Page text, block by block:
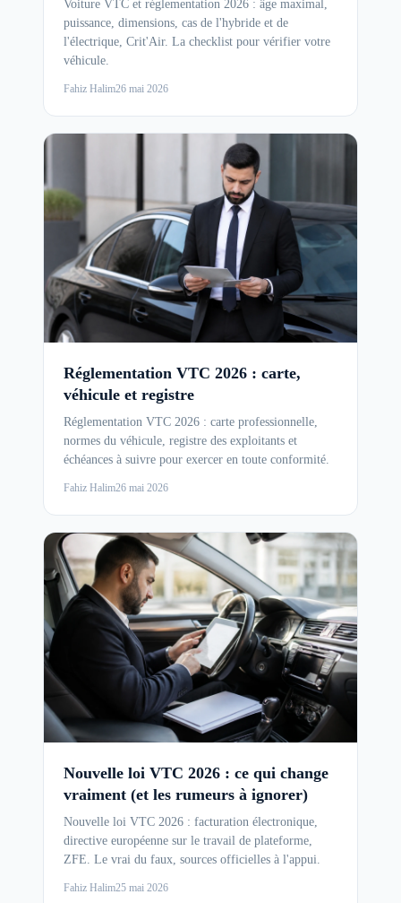
Voiture VTC et réglementation 2026 : âge maximal,
puissance, dimensions, cas de l'hybride et de
l'électrique, Crit'Air. La checklist pour vérifier votre
véhicule.
Fahiz Halim26 mai 2026
Réglementation VTC 2026 : carte,
véhicule et registre
Réglementation VTC 2026 : carte professionnelle,
normes du véhicule, registre des exploitants et
échéances à suivre pour exercer en toute conformité.
Fahiz Halim26 mai 2026
Nouvelle loi VTC 2026 : ce qui change
vraiment (et les rumeurs à ignorer)
Nouvelle loi VTC 2026 : facturation électronique,
directive européenne sur le travail de plateforme,
ZFE. Le vrai du faux, sources officielles à l'appui.
Fahiz Halim25 mai 2026